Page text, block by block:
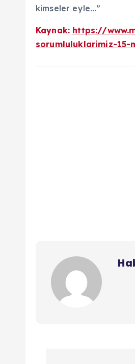
kimseler eyle…”
Kaynak: https://
sorumluluklarimiz-15-